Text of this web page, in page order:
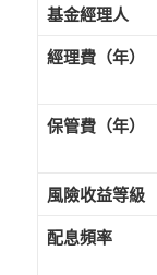
基金經理人
經理費（年）
保管費（年）
風險收益等級
配息頻率